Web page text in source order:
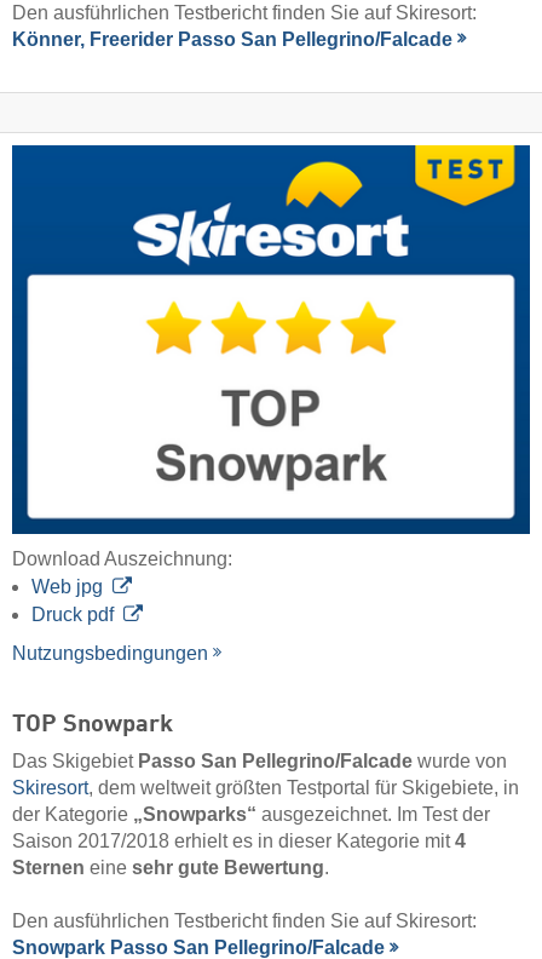
Den ausführlichen Testbericht finden Sie auf Skiresort:
Könner, Freerider Passo San Pellegrino/​Falcade
Download Auszeichnung:
Web jpg
Druck pdf
Nutzungsbedingungen
TOP Snowpark
Das Skigebiet Passo San Pellegrino/​Falcade wurde von
Skiresort, dem weltweit größten Testportal für Skigebiete, in
der Kategorie „Snowparks“ ausgezeichnet. Im Test der
Saison 2017/2018 erhielt es in dieser Kategorie mit4
Sternen eine sehr gute Bewertung.
Den ausführlichen Testbericht finden Sie auf Skiresort:
Snowpark Passo San Pellegrino/​Falcade